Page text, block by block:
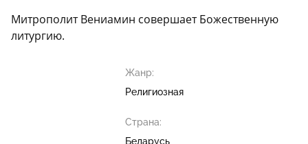
Митрополит Вениамин совершает Божественную
литургию.
Жанр:
Религиозная
Страна:
Беларусь